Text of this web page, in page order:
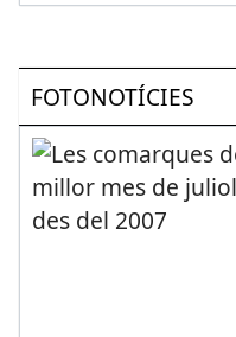
FOTONOTÍCIES